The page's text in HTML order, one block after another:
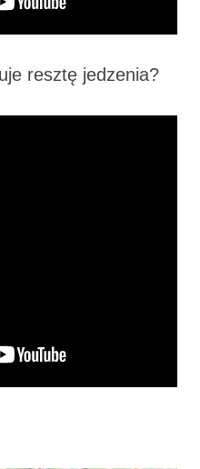
resztę jedzenia?